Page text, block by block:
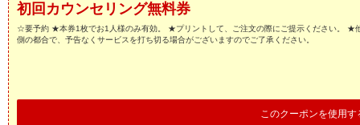
初回カウンセリング無料券
☆要予約 ★本券1枚でお1人様のみ有効。 ★プリントして、ご注文の際にご提示ください。 ★
側の都合で、予告なくサービスを打ち切る場合がございますのでご了承ください。
このクーポンを使用す